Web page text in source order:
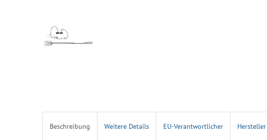
Beschreibung Weitere Details EU-Verantwortlicher Hersteller